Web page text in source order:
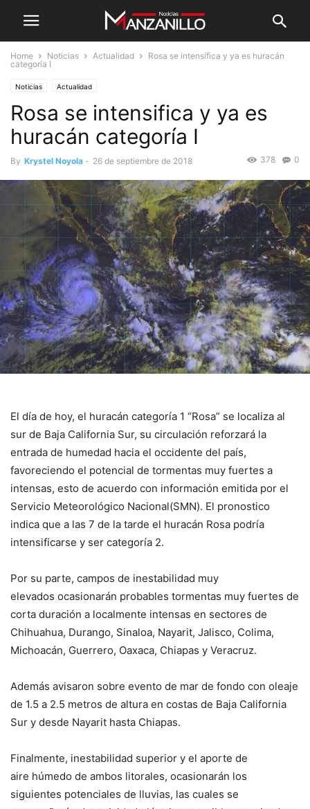
Home Noticias Actualidad
Rosa se intensifica y ya es huracán
categoría I
Noticias Actualidad
Rosa se intensifica y ya es
huracán categoría I
By Krystel Noyola - 26 de septiembre de 2018 0
378
El día de hoy, el huracán categoría 1 “Rosa” se localiza al
sur de Baja California Sur, su circulación reforzará la
entrada de humedad hacia el occidente del país,
favoreciendo el potencial de tormentas muy fuertes a
intensas, esto de acuerdo con información emitida por el
Servicio Meteorológico Nacional(SMN). El pronostico
indica que a las 7 de la tarde el huracán Rosa podría
intensificarse y ser categoría 2.
Por su parte, campos de inestabilidad muy
elevados ocasionarán probables tormentas muy fuertes de
corta duración a localmente intensas en sectores de
Chihuahua, Durango, Sinaloa, Nayarit, Jalisco, Colima,
Michoacán, Guerrero, Oaxaca, Chiapas y Veracruz.
Además avisaron sobre evento de mar de fondo con oleaje
de 1.5 a 2.5 metros de altura en costas de Baja California
Sur y desde Nayarit hasta Chiapas.
Finalmente, inestabilidad superior y el aporte de
aire húmedo de ambos litorales, ocasionarán los
siguientes potenciales de lluvias, las cuales se